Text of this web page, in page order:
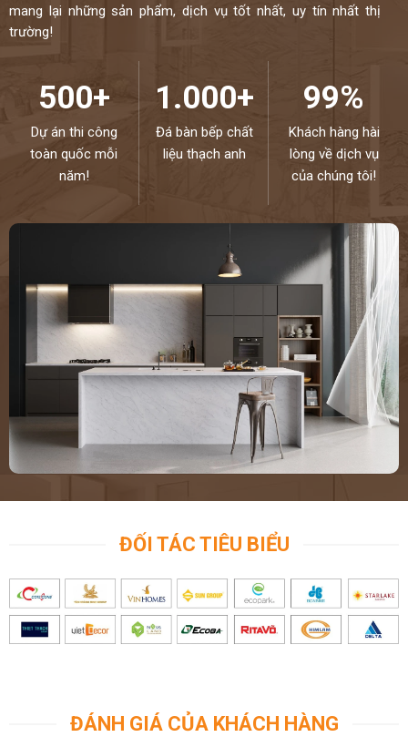
mang lại những sản phẩm, dịch vụ tốt nhất, uy tín nhất thị
trường!
500+
Dự án thi công
toàn quốc mỗi
năm!
1.000+
Đá bàn bếp chất
liệu thạch anh
99%
Khách hàng hài
lòng về dịch vụ
của chúng tôi!
ĐỐI TÁC TIÊU BIỂU
ĐÁNH GIÁ CỦA KHÁCH HÀNG